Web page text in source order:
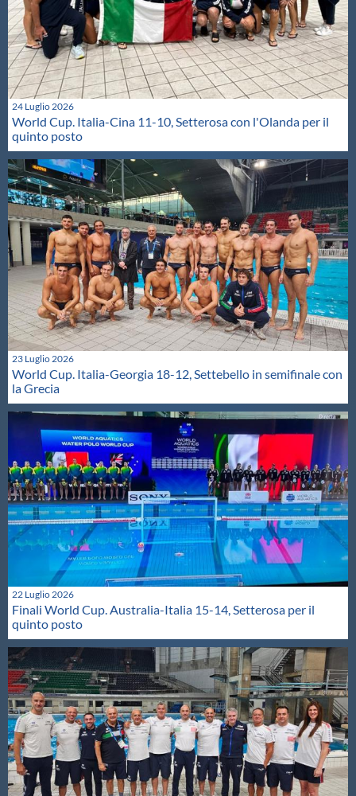
24 Luglio 2026
World Cup. Italia-Cina 11-10, Setterosa con l'Olanda per il
quinto posto
23 Luglio 2026
World Cup. Italia-Georgia 18-12, Settebello in semifinale con
la Grecia
22 Luglio 2026
Finali World Cup. Australia-Italia 15-14, Setterosa per il
quinto posto